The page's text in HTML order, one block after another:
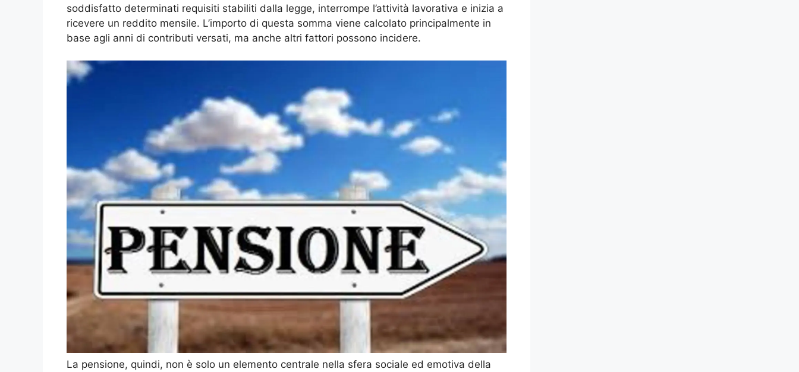
soddisfatto determinati requisiti stabiliti dalla legge, interrompe l’attività lavorativa e inizia a
ricevere un reddito mensile. L’importo di questa somma viene calcolato principalmente in
base agli anni di contributi versati, ma anche altri fattori possono incidere.
La pensione, quindi, non è solo un elemento centrale nella sfera sociale ed emotiva della